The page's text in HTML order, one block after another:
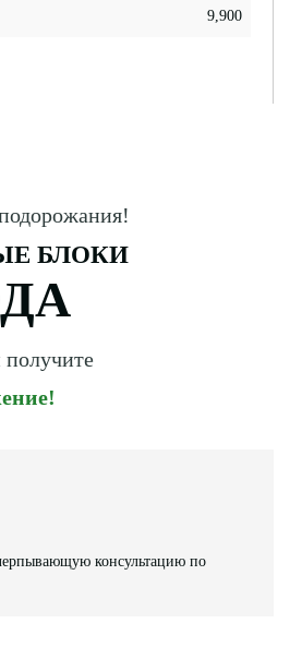
9,900
БЛОКИ
получите
консультацию по